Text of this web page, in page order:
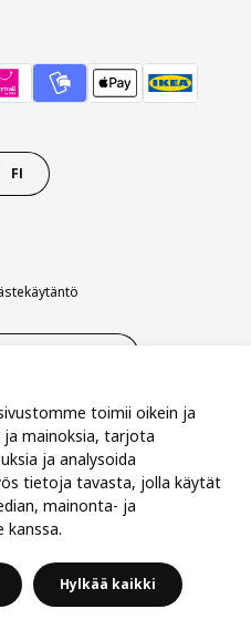
FI
toimii oikein ja
mainoksia, tarjota
ja analysoida
tietoja tavasta, jolla käytät
mainonta- ja
kanssa.
Hylkää kaikki